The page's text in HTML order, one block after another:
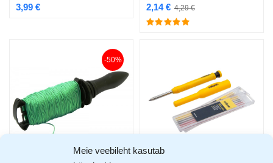
Meie veebileht kasutab
3,99 € 4,29€
2,14€
-50%